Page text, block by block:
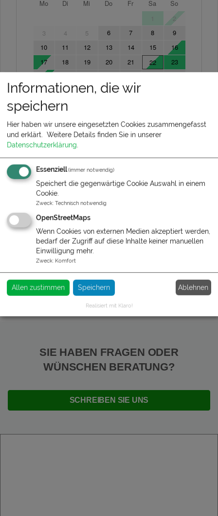
SIE HABEN FRAGEN ODER
WÜNSCHEN BERATUNG?
SCHREIBEN SIE UNS
Informationen, die wir
speichern
Hier haben wir unsere eingesetzten Cookies zusammengefasst
und erklärt. Weitere Details finden Sie in unserer
Datenschutzerklärung.
Essenziell(immer notwendig)
Speichert die gegenwärtige Cookie Auswahl in einem
Cookie.
Zweck: Technisch notwendig
OpenStreetMaps
Wenn Cookies von externen Medien akzeptiert werden,
bedarf der Zugriff auf diese Inhalte keiner manuellen
Einwilligung mehr.
Zweck: Komfort
Allen zustimmen Speichern Ablehnen
Realisiert mit Klaro!